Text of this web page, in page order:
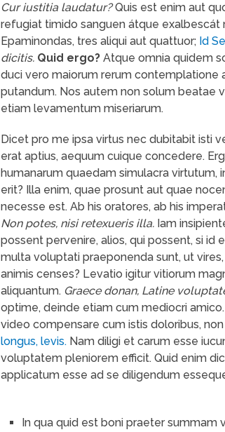
Cur iustitia laudatur?Quis est enim aut
refugiat timido sanguen átque exalbescát
Epaminondas, tres aliqui aut quattuor; Id
dicitis. Quid ergo? Atque omnia quidem
duci vero maiorum rerum
putandum. Nos autem non solum beatae
etiam levamentum miseriarum.
Dicet pro me ipsa virtus nec dubitabit isti
erat aptius, aequum cuique concedere.
humanarum quaedam simulacra virtutum,
erit? Illa enim, quae prosunt aut quae
necesse est. Ab his oratores, ab his
Non potes, nisi retexueris illa. Iam
possent pervenire, alios, qui possent, si id
multa voluptati praeponenda sunt, ut
animis censes? Levatio igitur vitiorum
aliquantum. Graece donan, Latine
optime, deinde etiam cum mediocri
video compensare cum istis doloribus,
longus, levis. Nam diligi et carum esse
voluptatem pleniorem efficit. Quid enim
applicatum esse ad se diligendum
In qua quid est boni praeter